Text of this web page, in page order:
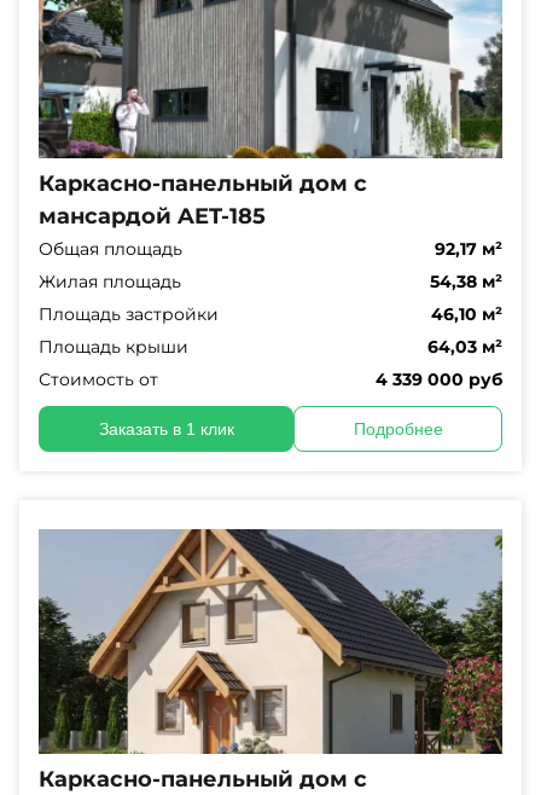
Каркасно-панельный дом с
мансардой AET-185
Общая площадь
92,17 м²
Жилая площадь
54,38 м²
Площадь застройки
46,10 м²
Площадь крыши
64,03 м²
Стоимость от
4 339 000 руб
Заказать в 1 клик Подробнее
Каркасно-панельный дом с